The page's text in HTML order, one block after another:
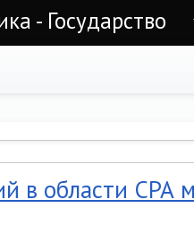
- Государство
в области СРА